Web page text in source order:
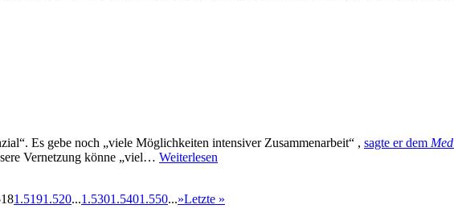
Es gebe noch „viele Möglichkeiten intensiver Zusammenarbeit“ , sagte er dem
Vernetzung könne „viel… Weiterlesen
1.5191.520...1.5301.5401.550...»Letzte »